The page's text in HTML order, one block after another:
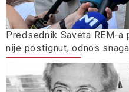
Predsednik Saveta REM-a
nije postignut, odnos